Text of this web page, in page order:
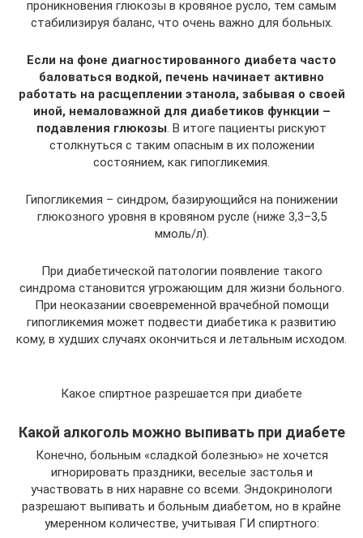
проникновения глюкозы в кровяное русло, тем самым
стабилизируя баланс, что очень важно для больных.
Если на фоне диагностированного диабета часто
баловаться водкой, печень начинает активно
работать на расщеплении этанола, забывая о своей
иной, немаловажной для диабетиков функции –
подавления глюкозы. В итоге пациенты рискуют
столкнуться с таким опасным в их положении
состоянием, как гипогликемия.
Гипогликемия – синдром, базирующийся на понижении
глюкозного уровня в кровяном русле (ниже 3,3–3,5
ммоль/л).
При диабетической патологии появление такого
синдрома становится угрожающим для жизни больного.
При неоказании своевременной врачебной помощи
гипогликемия может подвести диабетика к развитию
кому, в худших случаях окончиться и летальным исходом.
Какое спиртное разрешается при диабете
Какой алкоголь можно выпивать при диабете
Конечно, больным «сладкой болезнью» не хочется
игнорировать праздники, веселые застолья и
участвовать в них наравне со всеми. Эндокринологи
разрешают выпивать и больным диабетом, но в крайне
умеренном количестве, учитывая ГИ спиртного: